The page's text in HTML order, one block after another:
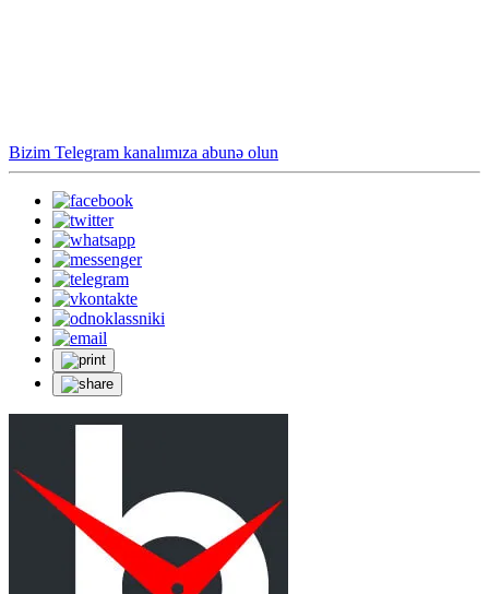
Bizim Telegram kanalımıza abunə olun